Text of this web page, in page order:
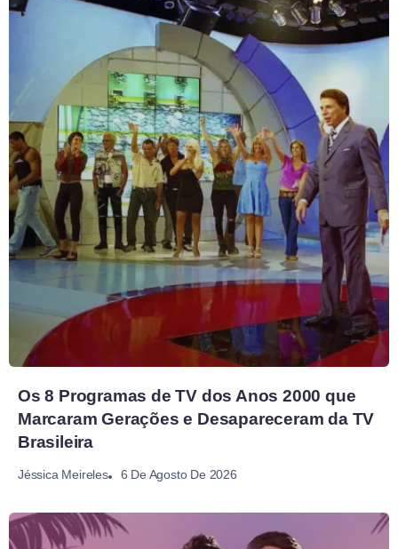
Os 8 Programas de TV dos Anos 2000 que
Marcaram Gerações e Desapareceram da TV
Brasileira
Jéssica Meireles 6 De Agosto De 2026